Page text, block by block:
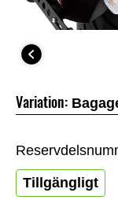
Variation:
Tillgängligt